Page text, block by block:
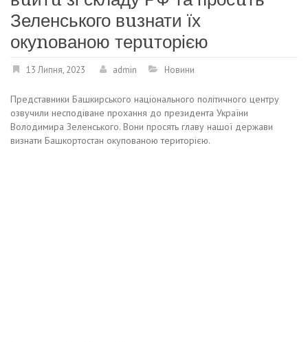
Зеленського вuзнати їх
окуnованою терuторією
13 Липня, 2023 admin Новини
Представники Башкирського національного політичного центру
озвучили несподіване прохання до президента України
Володимира Зеленського. Вони просять главу нашої держави
визнати Башкортостан окупованою територією.